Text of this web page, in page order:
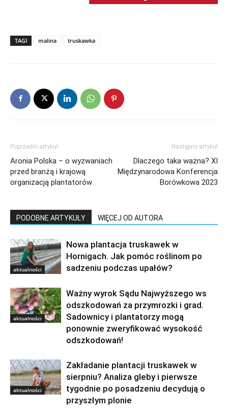
TAGI malina truskawka
Poprzedni artykuł
Aronia Polska – o wyzwaniach
przed branżą i krajową
organizacją plantatorów
Następny artykuł
Dlaczego taka ważna? XI
Międzynarodowa Konferencja
Borówkowa 2023
PODOBNE ARTYKUŁY WIĘCEJ OD AUTORA
aktualności
Nowa plantacja truskawek w
Hornigach. Jak pomóc roślinom po
sadzeniu podczas upałów?
aktualności
Ważny wyrok Sądu Najwyższego ws
odszkodowań za przymrozki i grad.
Sadownicy i plantatorzy mogą
ponownie zweryfikować wysokość
odszkodowań!
aktualności
Zakładanie plantacji truskawek w
sierpniu? Analiza gleby i pierwsze
tygodnie po posadzeniu decydują o
przyszłym plonie